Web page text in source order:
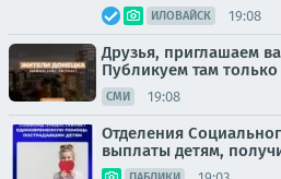
ИЛОВАЙСК 19:08
Друзья, приглашаем
Публикуем там
СМИ 19:08
Отделения
выплаты детям,